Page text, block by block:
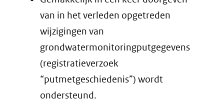
van in het verleden opgetreden
wijzigingen van
grondwatermonitoringputgegevens
(registratieverzoek
“putmetgeschiedenis”) wordt
ondersteund.